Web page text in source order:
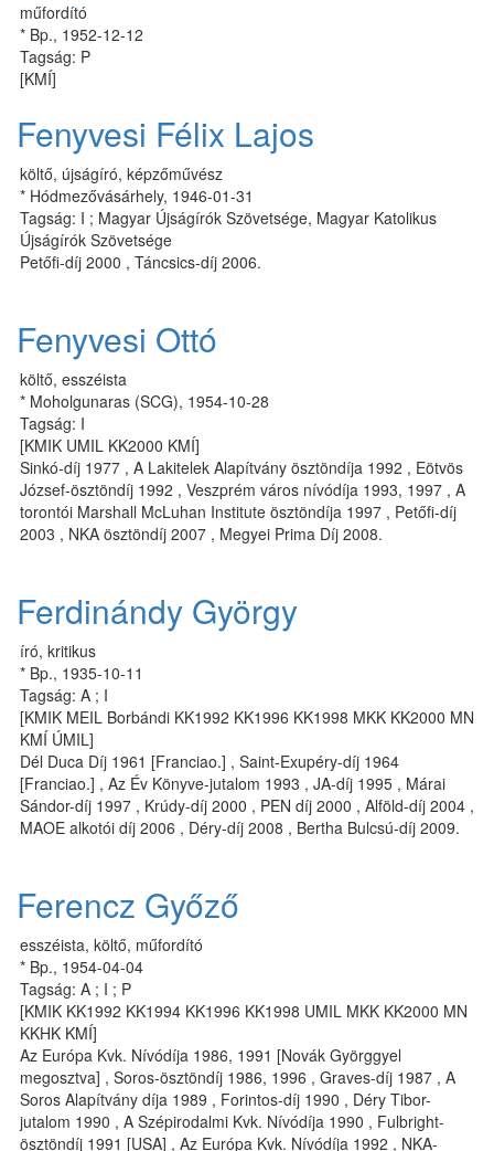
műfordító
* Bp., 1952-12-12
Tagság: P
[KMÍ]
Fenyvesi Félix Lajos
költő, újságíró, képzőművész
* Hódmezővásárhely, 1946-01-31
Tagság: I ; Magyar Újságírók Szövetsége, Magyar Katolikus
Újságírók Szövetsége
Petőfi-díj 2000 , Táncsics-díj 2006.
Fenyvesi Ottó
költő, esszéista
* Moholgunaras (SCG), 1954-10-28
Tagság: I
[KMIK UMIL KK2000 KMÍ]
Sinkó-díj 1977 , A Lakitelek Alapítvány ösztöndíja 1992 , Eötvös
József-ösztöndíj 1992 , Veszprém város nívódíja 1993, 1997 , A
torontói Marshall McLuhan Institute ösztöndíja 1997 , Petőfi-díj
2003 , NKA ösztöndíj 2007 , Megyei Prima Díj 2008.
Ferdinándy György
író, kritikus
* Bp., 1935-10-11
Tagság: A ; I
[KMIK MEIL Borbándi KK1992 KK1996 KK1998 MKK KK2000 MN
KMÍ ÚMIL]
Dél Duca Díj 1961 [Franciao.] , Saint-Exupéry-díj 1964
[Franciao.] , Az Év Könyve-jutalom 1993 , JA-díj 1995 , Márai
Sándor-díj 1997 , Krúdy-díj 2000 , PEN díj 2000 , Alföld-díj 2004 ,
MAOE alkotói díj 2006 , Déry-díj 2008 , Bertha Bulcsú-díj 2009.
Ferencz Győző
esszéista, költő, műfordító
* Bp., 1954-04-04
Tagság: A ; I ; P
[KMIK KK1992 KK1994 KK1996 KK1998 UMIL MKK KK2000 MN
KKHK KMÍ]
Az Európa Kvk. Nívódíja 1986, 1991 [Novák Györggyel
megosztva] , Soros-ösztöndíj 1986, 1996 , Graves-díj 1987 , A
Soros Alapítvány díja 1989 , Forintos-díj 1990 , Déry Tibor-
jutalom 1990 , A Szépirodalmi Kvk. Nívódíja 1990 , Fulbright-
ösztöndíj 1991 [USA] , Az Európa Kvk. Nívódíja 1992 , NKA-